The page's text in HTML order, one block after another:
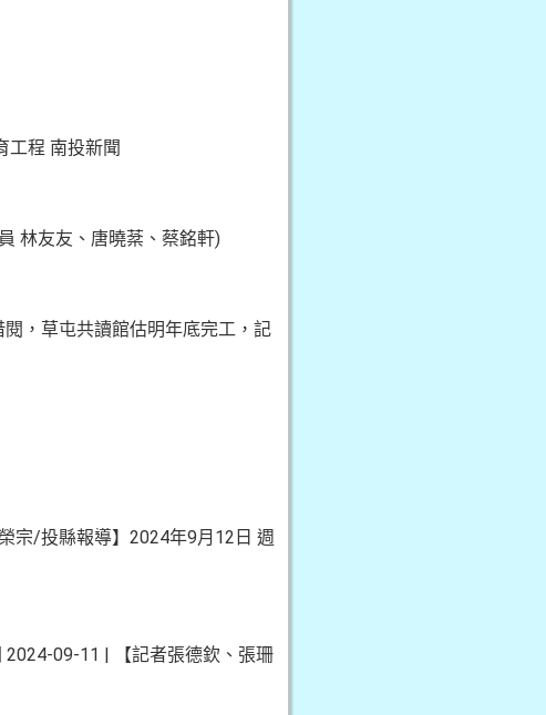
工程 南投新聞
林友友、唐曉棻、蔡銘軒)
，草屯共讀館估明年底完工，記
宗/投縣報導】2024年9月12日 週
2024-09-11 | 【記者張德欽、張珊